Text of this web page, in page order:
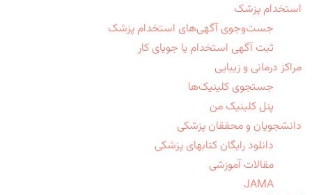
استخدام پزشک
جست‌وجوی آگهی‌های استخدام پزشک
ثبت آگهی استخدام یا جویای کار
مراکز درمانی و زیبایی
جستجوی کلینیک‌ها
پنل کلینیک من
دانشجویان و محققان پزشکی
دانلود رایگان کتابهای پزشکی
مقالات آموزشی
JAMA